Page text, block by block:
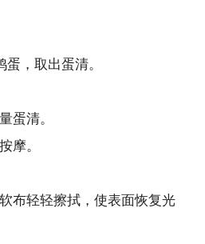
，取出蛋清。
蛋清。
摩。
布轻轻擦拭，使表面恢复光